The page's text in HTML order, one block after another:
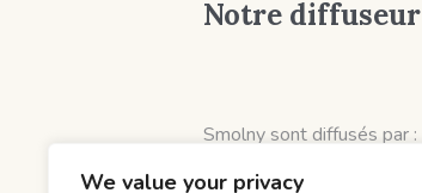
We value your privacy
Notre diffuseur
Smolny sont diffusés par :